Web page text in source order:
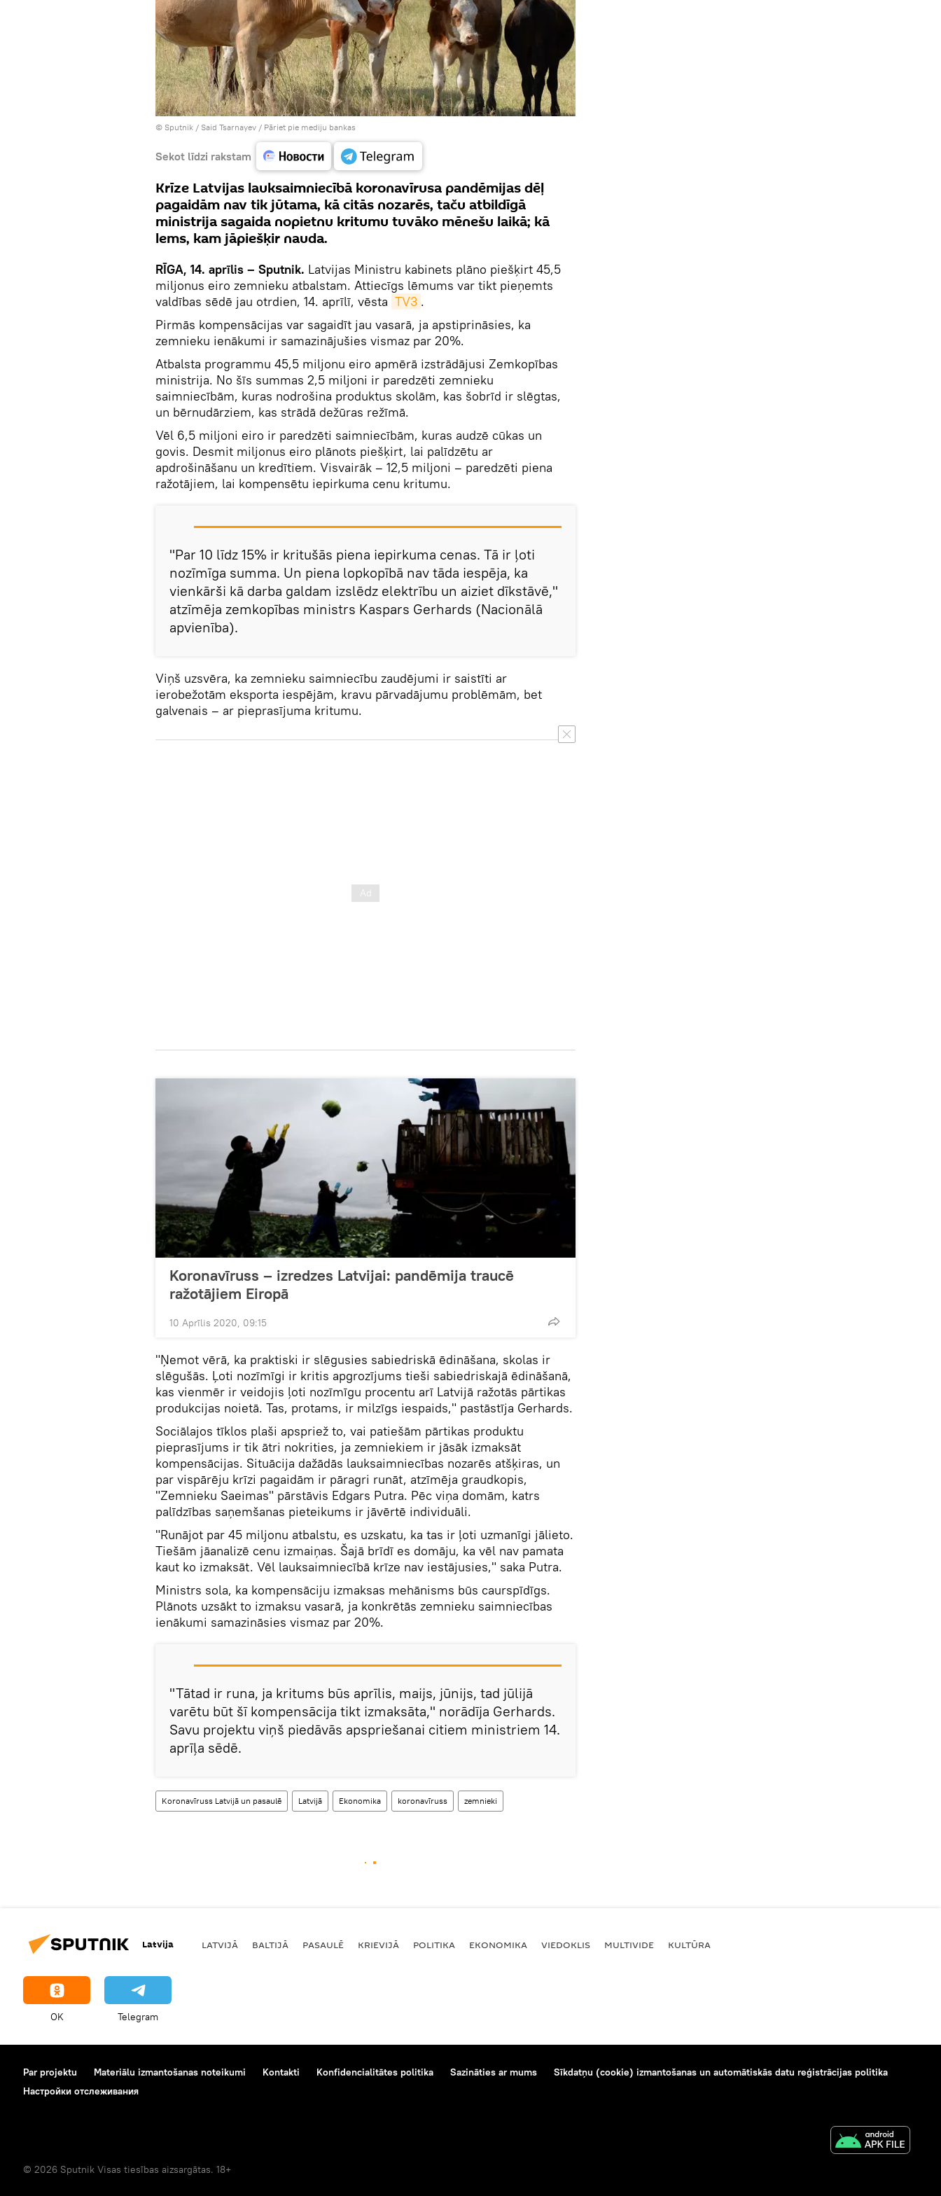
© Sputnik / Said Tsarnayev / Pāriet pie mediju bankas
Sekot līdzi rakstam
Krīze Latvijas lauksaimniecībā koronavīrusa pandēmijas dēļ
pagaidām nav tik jūtama, kā citās nozarēs, taču atbildīgā
ministrija sagaida nopietnu kritumu tuvāko mēnešu laikā; kā
lems, kam jāpiešķir nauda.
RĪGA, 14. aprīlis – Sputnik. Latvijas Ministru kabinets plāno piešķirt 45,5
miljonus eiro zemnieku atbalstam. Attiecīgs lēmums var tikt pieņemts
valdības sēdē jau otrdien, 14. aprīlī, vēsta TV3 .
Pirmās kompensācijas var sagaidīt jau vasarā, ja apstiprināsies, ka
zemnieku ienākumi ir samazinājušies vismaz par 20%.
Atbalsta programmu 45,5 miljonu eiro apmērā izstrādājusi Zemkopības
ministrija. No šīs summas 2,5 miljoni ir paredzēti zemnieku
saimniecībām, kuras nodrošina produktus skolām, kas šobrīd ir slēgtas,
un bērnudārziem, kas strādā dežūras režīmā.
Vēl 6,5 miljoni eiro ir paredzēti saimniecībām, kuras audzē cūkas un
govis. Desmit miljonus eiro plānots piešķirt, lai palīdzētu ar
apdrošināšanu un kredītiem. Visvairāk – 12,5 miljoni – paredzēti piena
ražotājiem, lai kompensētu iepirkuma cenu kritumu.
"Par 10 līdz 15% ir kritušās piena iepirkuma cenas. Tā ir ļoti
nozīmīga summa. Un piena lopkopībā nav tāda iespēja, ka
vienkārši kā darba galdam izslēdz elektrību un aiziet dīkstāvē,"
atzīmēja zemkopības ministrs Kaspars Gerhards (Nacionālā
apvienība).
Viņš uzsvēra, ka zemnieku saimniecību zaudējumi ir saistīti ar
ierobežotām eksporta iespējām, kravu pārvadājumu problēmām, bet
galvenais – ar pieprasījuma kritumu.
Koronavīruss – izredzes Latvijai: pandēmija traucē
ražotājiem Eiropā
10 Aprīlis 2020, 09:15
"Ņemot vērā, ka praktiski ir slēgusies sabiedriskā ēdināšana, skolas ir
slēgušās. Ļoti nozīmīgi ir kritis apgrozījums tieši sabiedriskajā ēdināšanā,
kas vienmēr ir veidojis ļoti nozīmīgu procentu arī Latvijā ražotās pārtikas
produkcijas noietā. Tas, protams, ir milzīgs iespaids," pastāstīja Gerhards.
Sociālajos tīklos plaši apspriež to, vai patiešām pārtikas produktu
pieprasījums ir tik ātri nokrities, ja zemniekiem ir jāsāk izmaksāt
kompensācijas. Situācija dažādās lauksaimniecības nozarēs atšķiras, un
par vispārēju krīzi pagaidām ir pāragri runāt, atzīmēja graudkopis,
"Zemnieku Saeimas" pārstāvis Edgars Putra. Pēc viņa domām, katrs
palīdzības saņemšanas pieteikums ir jāvērtē individuāli.
"Runājot par 45 miljonu atbalstu, es uzskatu, ka tas ir ļoti uzmanīgi jālieto.
Tiešām jāanalizē cenu izmaiņas. Šajā brīdī es domāju, ka vēl nav pamata
kaut ko izmaksāt. Vēl lauksaimniecībā krīze nav iestājusies," saka Putra.
Ministrs sola, ka kompensāciju izmaksas mehānisms būs caurspīdīgs.
Plānots uzsākt to izmaksu vasarā, ja konkrētās zemnieku saimniecības
ienākumi samazināsies vismaz par 20%.
"Tātad ir runa, ja kritums būs aprīlis, maijs, jūnijs, tad jūlijā
varētu būt šī kompensācija tikt izmaksāta," norādīja Gerhards.
Savu projektu viņš piedāvās apspriešanai citiem ministriem 14.
aprīļa sēdē.
Koronavīruss Latvijā un pasaulē Latvijā Ekonomika koronavīruss zemnieki
Latvija LATVIJĀ BALTIJĀ PASAULĒ KRIEVIJĀ POLITIKA EKONOMIKA VIEDOKLIS MULTIVIDE KULTŪRA
OK Telegram
Par projektu Materiālu izmantošanas noteikumi Kontakti Konfidencialitātes politika Sazināties ar mums
Sīkdatņu (cookie) izmantošanas un automātiskās datu reģistrācijas politika
Настройки отслеживания
© 2026 Sputnik Visas tiesības aizsargātas. 18+